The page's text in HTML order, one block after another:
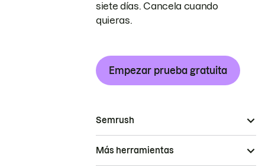
siete días. Cancela cuando
quieras.
Empezar prueba gratuita
Semrush
Más herramientas